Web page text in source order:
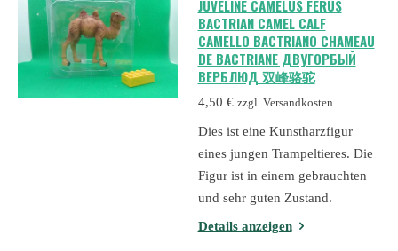
JUVELINE CAMELUS FERUS
BACTRIAN CAMEL CALF
CAMELLO BACTRIANO CHAMEAU
DE BACTRIANE ДВУГОРБЫЙ
ВЕРБЛЮД 双峰骆驼
4,50 € zzgl. Versandkosten
Dies ist eine Kunstharzfigur
eines jungen Trampeltieres. Die
Figur ist in einem gebrauchten
und sehr guten Zustand.
Details anzeigen